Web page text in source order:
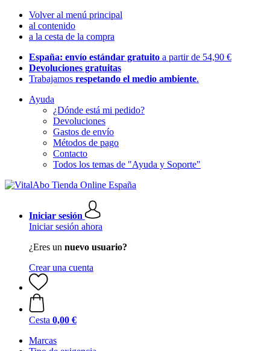
Volver al menú principal
al contenido
a la cesta de la compra
España: envío estándar gratuito a partir de 54,90 €
Devoluciones gratuitas
Trabajamos respetando el medio ambiente.
Ayuda
¿Dónde está mi pedido?
Devoluciones
Gastos de envío
Métodos de pago
Contacto
Todos los temas de "Ayuda y Soporte"
Iniciar sesión
Iniciar sesión ahora
¿Eres un nuevo usuario?
Crear una cuenta
Cesta 0,00 €
Marcas